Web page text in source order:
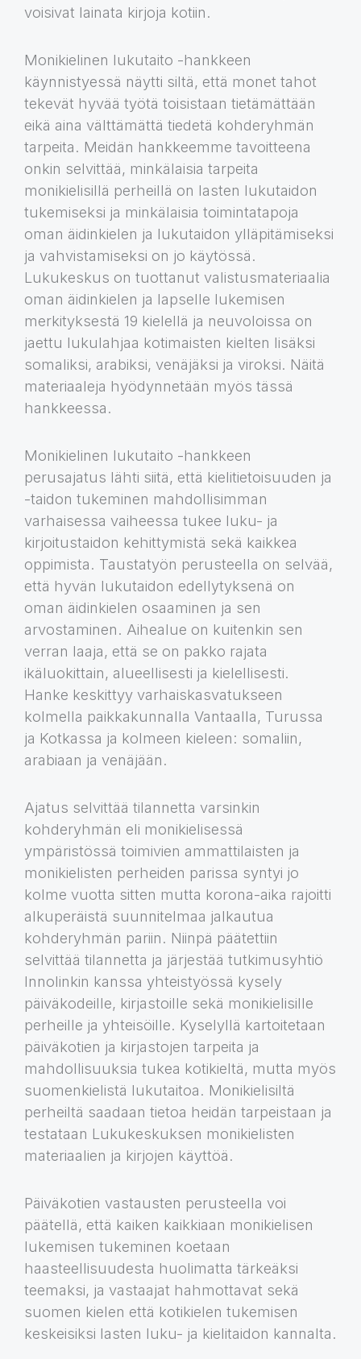
voisivat lainata kirjoja kotiin.
Monikielinen lukutaito -hankkeen
käynnistyessä näytti siltä, että monet tahot
tekevät hyvää työtä toisistaan tietämättään
eikä aina välttämättä tiedetä kohderyhmän
tarpeita. Meidän hankkeemme tavoitteena
onkin selvittää, minkälaisia tarpeita
monikielisillä perheillä on lasten lukutaidon
tukemiseksi ja minkälaisia toimintatapoja
oman äidinkielen ja lukutaidon ylläpitämiseksi
ja vahvistamiseksi on jo käytössä.
Lukukeskus on tuottanut valistusmateriaalia
oman äidinkielen ja lapselle lukemisen
merkityksestä 19 kielellä ja neuvoloissa on
jaettu lukulahjaa kotimaisten kielten lisäksi
somaliksi, arabiksi, venäjäksi ja viroksi. Näitä
materiaaleja hyödynnetään myös tässä
hankkeessa.
Monikielinen lukutaito -hankkeen
perusajatus lähti siitä, että kielitietoisuuden ja
-taidon tukeminen mahdollisimman
varhaisessa vaiheessa tukee luku- ja
kirjoitustaidon kehittymistä sekä kaikkea
oppimista. Taustatyön perusteella on selvää,
että hyvän lukutaidon edellytyksenä on
oman äidinkielen osaaminen ja sen
arvostaminen. Aihealue on kuitenkin sen
verran laaja, että se on pakko rajata
ikäluokittain, alueellisesti ja kielellisesti.
Hanke keskittyy varhaiskasvatukseen
kolmella paikkakunnalla Vantaalla, Turussa
ja Kotkassa ja kolmeen kieleen: somaliin,
arabiaan ja venäjään.
Ajatus selvittää tilannetta varsinkin
kohderyhmän eli monikielisessä
ympäristössä toimivien ammattilaisten ja
monikielisten perheiden parissa syntyi jo
kolme vuotta sitten mutta korona-aika rajoitti
alkuperäistä suunnitelmaa jalkautua
kohderyhmän pariin. Niinpä päätettiin
selvittää tilannetta ja järjestää tutkimusyhtiö
Innolinkin kanssa yhteistyössä kysely
päiväkodeille, kirjastoille sekä monikielisille
perheille ja yhteisöille. Kyselyllä kartoitetaan
päiväkotien ja kirjastojen tarpeita ja
mahdollisuuksia tukea kotikieltä, mutta myös
suomenkielistä lukutaitoa. Monikielisiltä
perheiltä saadaan tietoa heidän tarpeistaan ja
testataan Lukukeskuksen monikielisten
materiaalien ja kirjojen käyttöä.
Päiväkotien vastausten perusteella voi
päätellä, että kaiken kaikkiaan monikielisen
lukemisen tukeminen koetaan
haasteellisuudesta huolimatta tärkeäksi
teemaksi, ja vastaajat hahmottavat sekä
suomen kielen että kotikielen tukemisen
keskeisiksi lasten luku- ja kielitaidon kannalta.